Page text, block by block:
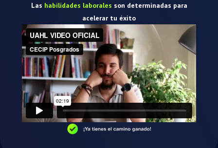
Las habilidades laborales son determinadas para
acelerar tu éxito